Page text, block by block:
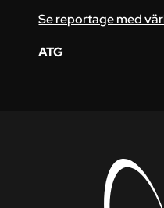
Se reportage med
ATG